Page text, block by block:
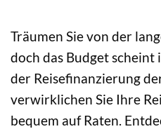
Träumen Sie von der
doch das Budget scheint
der Reisefinanzierung
verwirklichen Sie Ihre
bequem auf Raten.